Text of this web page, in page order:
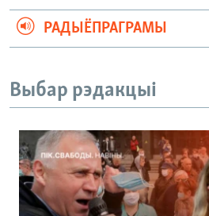
РАДЫЁПРАГРАМЫ
Выбар рэдакцыі